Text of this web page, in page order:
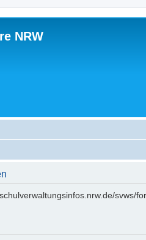
NRW